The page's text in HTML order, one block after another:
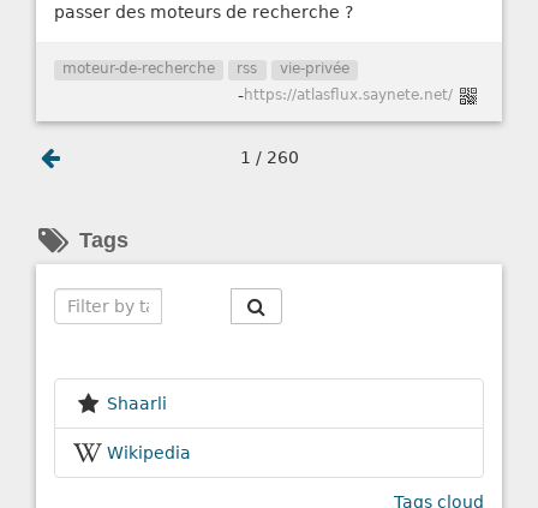
passer des moteurs de recherche ?
moteur-de-recherche rss vie-privée
-https://atlasflux.saynete.net/
1 / 260
Tags
Shaarli
Wikipedia
Tags cloud